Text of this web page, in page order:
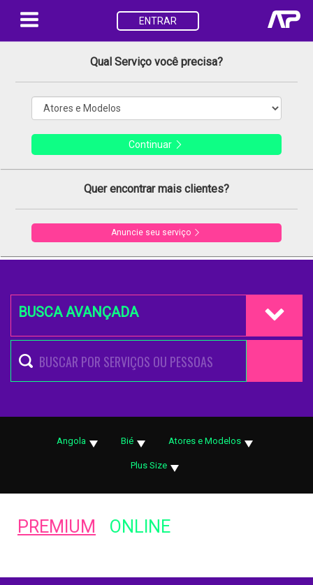
ENTRAR
Qual Serviço você precisa?
Continuar
Quer encontrar mais clientes?
Anuncie seu serviço
BUSCA AVANÇADA
Angola Bié Atores e Modelos
Plus Size
PREMIUM ONLINE